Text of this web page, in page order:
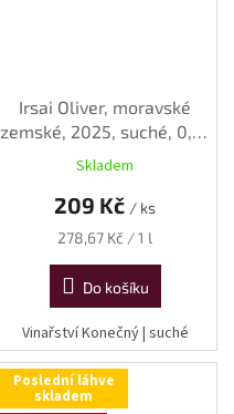
Irsai Oliver, moravské
zemské, 2025, suché, 0,75
Skladem
209 Kč / ks
Měrná
278,67 Kč / 1 l
Do košíku
Vinařství Konečný | suché
Poslední láhve
skladem